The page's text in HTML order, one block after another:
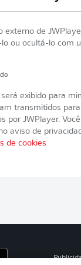
externo de
ou ocultá-lo com
exibido para
transmitidos para
por JWPlayer. Você
aviso de
de cookies